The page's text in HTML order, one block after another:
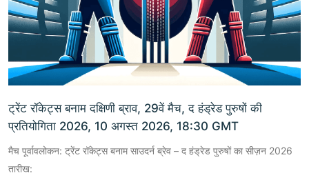
ट्रेंट रॉकेट्स बनाम दक्षिणी ब्राव, 29वें मैच, द हंड्रेड पुरुषों की
प्रतियोगिता 2026, 10 अगस्त 2026, 18:30 GMT
मैच पूर्वावलोकन: ट्रेंट रॉकेट्स बनाम साउदर्न ब्रेव – द हंड्रेड पुरुषों का सीज़न 2026
तारीख: